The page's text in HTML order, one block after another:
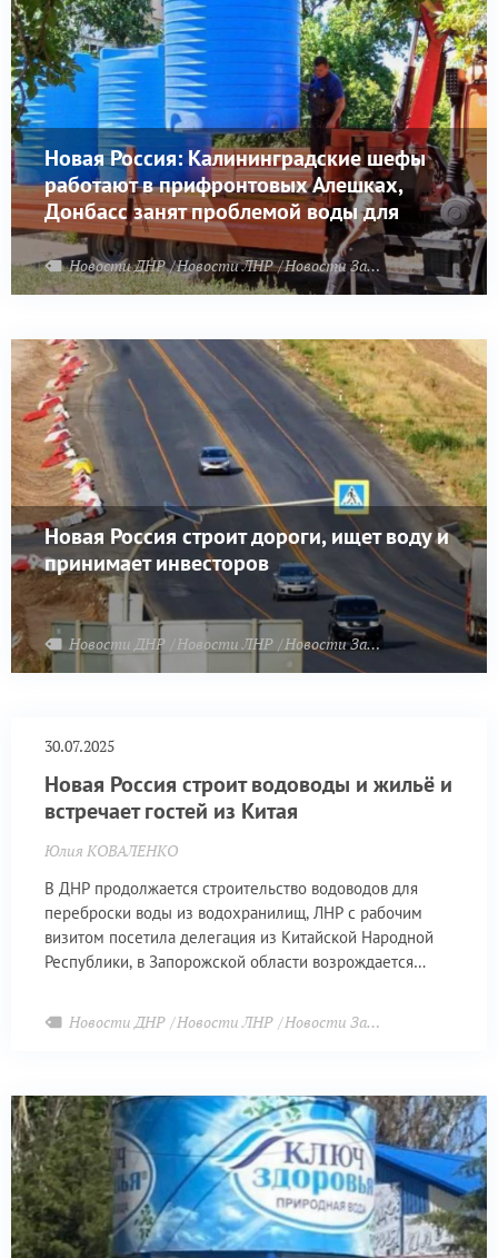
Новая Россия: Калининградские шефы
работают в прифронтовых Алешках,
Донбасс занят проблемой воды для
школ
Новости ДНР Новости ЛНР Новости Запорожья
Новая Россия строит дороги, ищет воду и
принимает инвесторов
Новости ДНР Новости ЛНР Новости Запорожья
30.07.2025
Новая Россия строит водоводы и жильё и
встречает гостей из Китая
Юлия КОВАЛЕНКО
В ДНР продолжается строительство водоводов для
переброски воды из водохранилищ, ЛНР с рабочим
визитом посетила делегация из Китайской Народной
Республики, в Запорожской области возрождается
Новости ДНР Новости ЛНР Новости Запорожья